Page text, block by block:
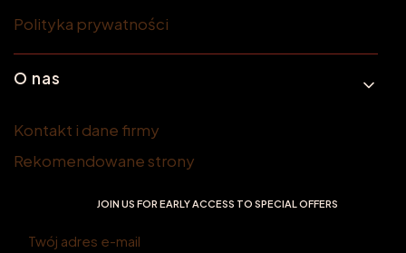
Polityka prywatności
O nas
Kontakt i dane firmy
Rekomendowane strony
JOIN US FOR EARLY ACCESS TO SPECIAL OFFERS
Twój adres e-mail